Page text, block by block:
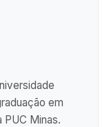
em
PUC Minas.